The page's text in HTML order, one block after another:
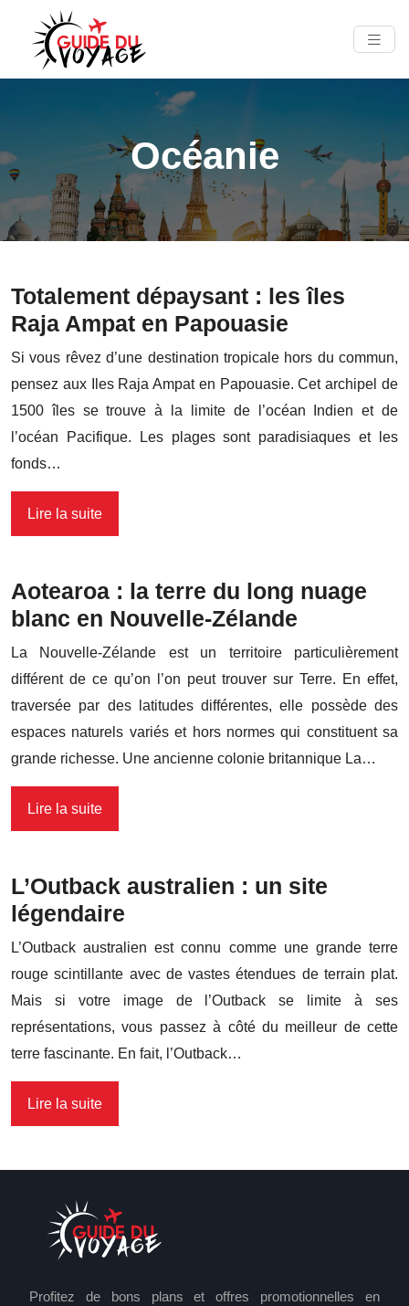
Océanie
Totalement dépaysant : les îles
Raja Ampat en Papouasie
Si vous rêvez d’une destination tropicale hors du commun,
pensez aux Iles Raja Ampat en Papouasie. Cet archipel de
1500 îles se trouve à la limite de l’océan Indien et de
l’océan Pacifique. Les plages sont paradisiaques et les
fonds…
Lire la suite
Aotearoa : la terre du long nuage
blanc en Nouvelle-Zélande
La Nouvelle-Zélande est un territoire particulièrement
différent de ce qu’on l’on peut trouver sur Terre. En effet,
traversée par des latitudes différentes, elle possède des
espaces naturels variés et hors normes qui constituent sa
grande richesse. Une ancienne colonie britannique La…
Lire la suite
L’Outback australien : un site
légendaire
L’Outback australien est connu comme une grande terre
rouge scintillante avec de vastes étendues de terrain plat.
Mais si votre image de l’Outback se limite à ses
représentations, vous passez à côté du meilleur de cette
terre fascinante. En fait, l’Outback…
Lire la suite
Profitez de bons plans et offres promotionnelles en